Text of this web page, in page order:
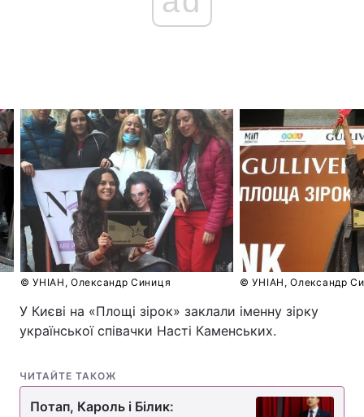
© УНІАН, Олександр Синиця © УНІАН, Олександр
У Києві на «Площі зірок» заклали іменну зірку
української співачки Насті Каменських.
ЧИТАЙТЕ ТАКОЖ
Потап, Кароль і Білик: